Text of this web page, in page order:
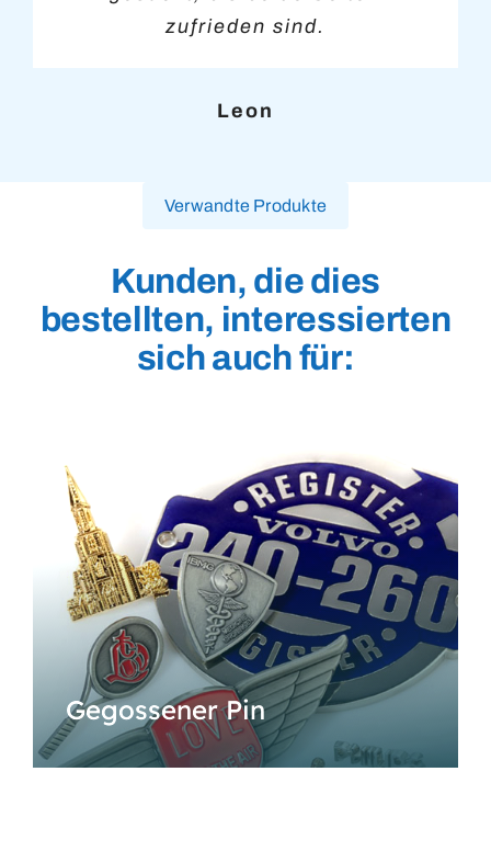
zufrieden sind.
Leon
Verwandte Produkte
Kunden, die dies
bestellten, interessierten
sich auch für:
Gegossener Pin